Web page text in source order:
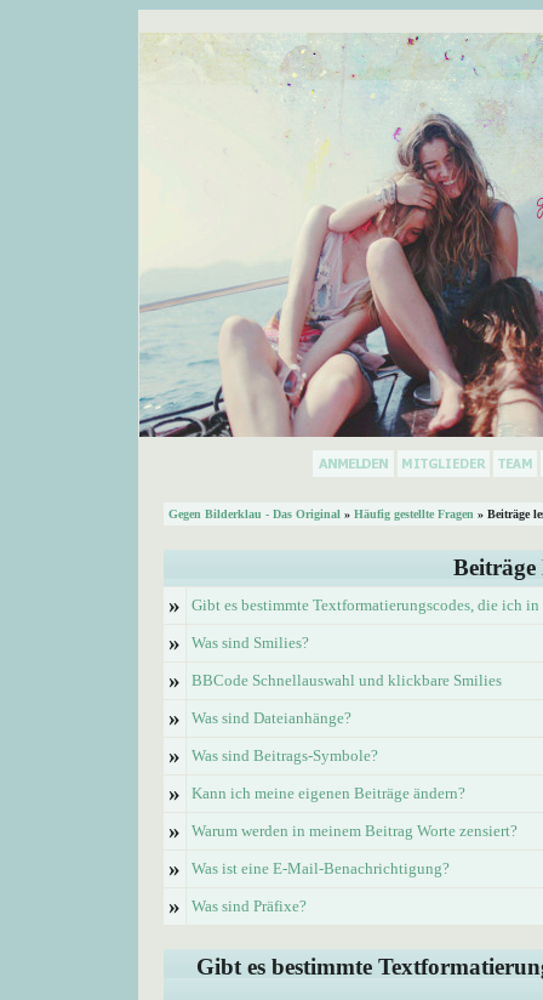
Gegen Bilderklau - Das Original » Häufig gestellte Fragen » Beiträge
Beiträge
»
Gibt es bestimmte Textformatierungscodes, die ich
» Was sind Smilies?
» BBCode Schnellauswahl und klickbare Smilies
» Was sind Dateianhänge?
» Was sind Beitrags-Symbole?
» Kann ich meine eigenen Beiträge ändern?
» Warum werden in meinem Beitrag Worte zensiert?
» Was ist eine E-Mail-Benachrichtigung?
» Was sind Präfixe?
Gibt es bestimmte